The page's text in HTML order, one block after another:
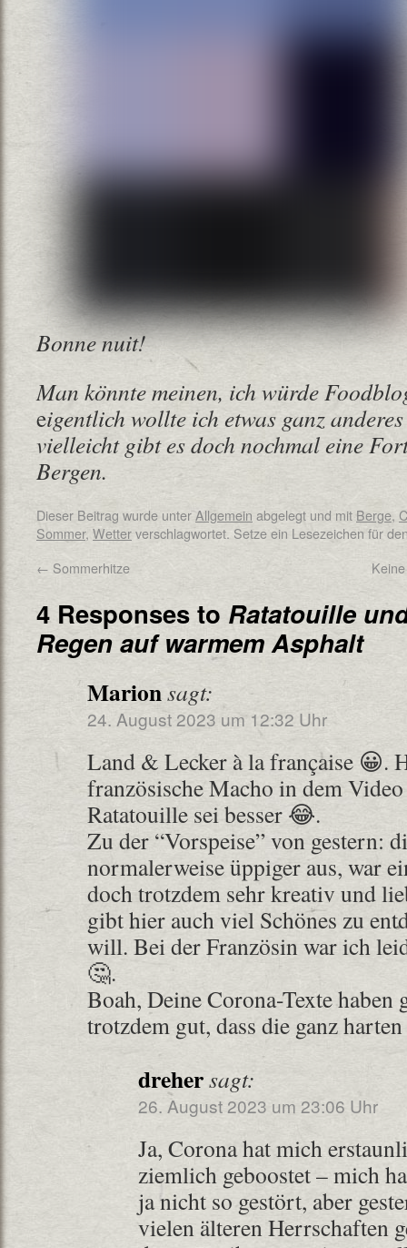
Bonne nuit!
Man könnte meinen, ich würde
eigentlich wollte ich etwas ganz
vielleicht gibt es doch nochmal eine
Bergen.
Dieser Beitrag wurde unterAllgemein abgelegt und mit Berge,
Sommer, Wetterverschlagwortet. Setze ein Lesezeichen für
← Sommerhitze
4 Responses to Ratatouille
Regen auf warmem Asphalt
Marionsagt:
24. August 2023 um 12:32 Uhr
Land & Lecker à la française 😀.
französische Macho in dem
Ratatouille sei besser 😂.
Zu der “Vorspeise” von gestern:
normalerweise üppiger aus, war
doch trotzdem sehr kreativ und
gibt hier auch viel Schönes zu
will. Bei der Französin war ich
🤔.
Boah, Deine Corona-Texte haben
trotzdem gut, dass die ganz
drehersagt:
26. August 2023 um 23:06 Uhr
Ja, Corona hat mich
ziemlich geboostet – mich
ja nicht so gestört, aber
vielen älteren Herrschaften